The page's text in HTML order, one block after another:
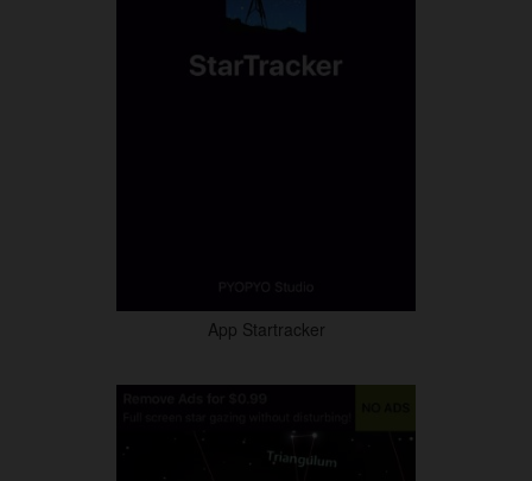
App Startracker